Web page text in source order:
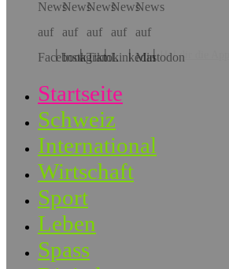
Hol dir die App!
Startseite
Schweiz
International
Wirtschaft
Sport
Leben
Spass